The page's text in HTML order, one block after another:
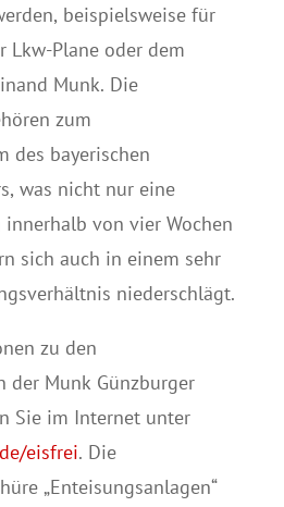
beispielsweise für
Lkw-Plane oder dem
Munk. Die
zum
des bayerischen
was nicht nur eine
von vier Wochen
sich auch in einem sehr
niederschlägt.
zu den
der Munk Günzburger
Sie im Internet unter
eisfrei. Die
„Enteisungsanlagen“